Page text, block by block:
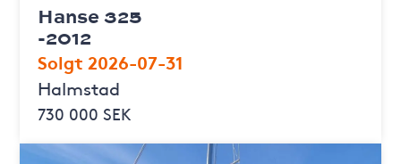
Hanse 325
-2012
Solgt 2026-07-31
Halmstad
730 000 SEK